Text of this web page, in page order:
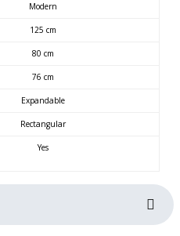
Modern
125 cm
80 cm
76 cm
Expandable
Rectangular
Yes